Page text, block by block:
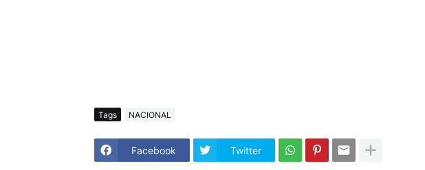
Tags NACIONAL
Facebook Twitter